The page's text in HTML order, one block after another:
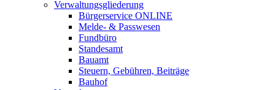
Verwaltungsgliederung
Bürgerservice ONLINE
Melde- & Passwesen
Fundbüro
Standesamt
Bauamt
Steuern, Gebühren, Beiträge
Bauhof